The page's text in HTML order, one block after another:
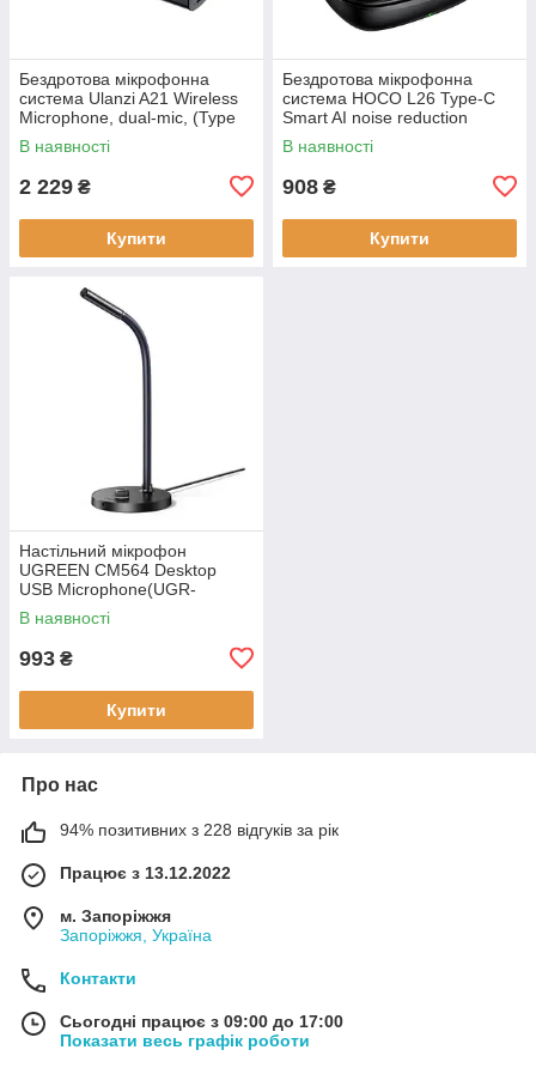
Бездротова мікрофонна
система Ulanzi A21 Wireless
Microphone, dual-mic, (Type
C) Black
В наявності
2 229 ₴
Купити
Бездротова мікрофонна
система HOCO L26 Type-C
Smart AI noise reduction
wireless microphone Black
В наявності
908 ₴
Купити
Настільний мікрофон
UGREEN CM564 Desktop
USB Microphone(UGR-
90416), Black
В наявності
993 ₴
Купити
Про нас
94% позитивних з 228 відгуків за рік
Працює з 13.12.2022
м. Запоріжжя
Запоріжжя, Україна
Контакти
Сьогодні працює з 09:00 до 17:00
Показати весь графік роботи